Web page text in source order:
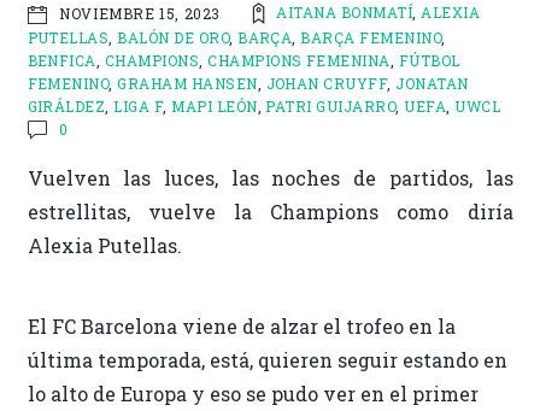
NOVIEMBRE 15, 2023 AITANA BONMATÍ ALEXIA
PUTELLAS ,BALÓN DE ORO,BARÇA ,BARÇA FEMENINO,
BENFICA CHAMPIONS ,CHAMPIONS FEMENINA FÚTBOL
FEMENINO,GRAHAM HANSEN JOHAN CRUYFF,JONATAN
GIRÁLDEZ ,LIGA F,MAPI LEÓN ,PATRI GUIJARRO,UEFA ,UWCL
0
Vuelven las luces, las noches de partidos, las
estrellitas, vuelve la Champions como diría
Alexia Putellas.
El FC Barcelona viene de alzar el trofeo en la
última temporada, está, quieren seguir estando en
lo alto de Europa y eso se pudo ver en el primer